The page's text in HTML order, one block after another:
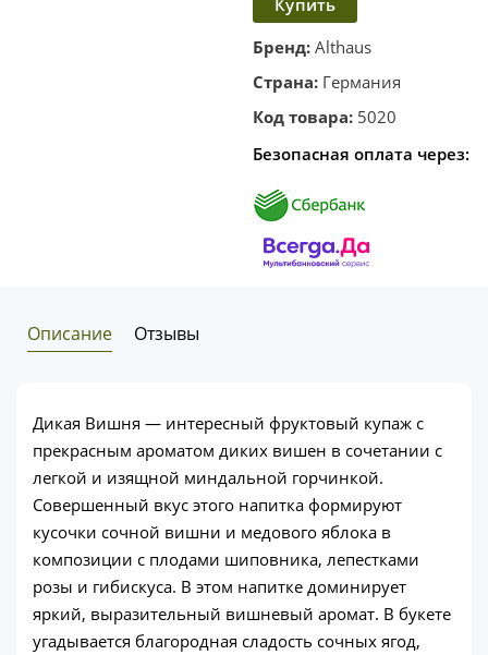
корзину
в один
клик
Бренд: Althaus
Страна: Германия
Код товара: 5020
Безопасная оплата через:
Описание Отзывы
Дикая Вишня — интересный фруктовый купаж с
прекрасным ароматом диких вишен в сочетании с
легкой и изящной миндальной горчинкой.
Совершенный вкус этого напитка формируют
кусочки сочной вишни и медового яблока в
композиции с плодами шиповника, лепестками
розы и гибискуса. В этом напитке доминирует
яркий, выразительный вишневый аромат. В букете
угадывается благородная сладость сочных ягод,